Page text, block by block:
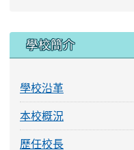
學校簡介
學校沿革
本校概況
歷任校長